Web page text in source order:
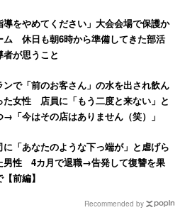
導をやめてください」大会会場で保護か
ム 休日も朝6時から準備してきた部活
者が思うこと
ンで「前のお客さん」の水を出され飲ん
た女性 店員に「もう二度と来ない」と
→「今はその店はありません（笑）」
に「あなたのような下っ端が」と虐げら
男性 4カ月で退職→告発して復讐を果
前編】
Recommended by